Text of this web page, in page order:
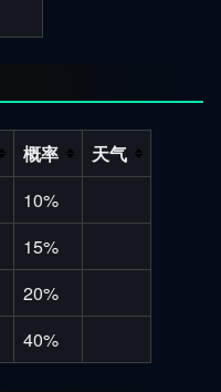
概率
天气
10%
15%
20%
40%